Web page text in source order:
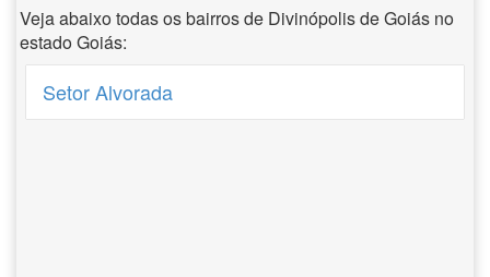
Veja abaixo todas os bairros de Divinópolis de Goiás no
estado Goiás:
Setor Alvorada